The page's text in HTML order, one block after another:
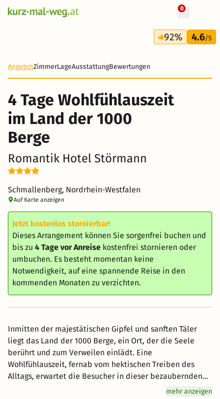
0
4 Tage
285 €
92% 4.6/5
AngebotZimmerLageAusstattungBewertungen
4 Tage Wohlfühlauszeit
im Land der 1000
Berge
Romantik Hotel Störmann
Schmallenberg, Nordrhein-Westfalen
Auf Karte anzeigen
Jetzt kostenlos stornierbar!
Dieses Arrangement können Sie sorgenfrei buchen und
bis zu 4 Tage vor Anreise kostenfrei stornieren oder
umbuchen. Es besteht momentan keine
Notwendigkeit, auf eine spannende Reise in den
kommenden Monaten zu verzichten.
Inmitten der majestätischen Gipfel und sanften Täler
liegt das Land der 1000 Berge, ein Ort, der die Seele
berührt und zum Verweilen einlädt. Eine
Wohlfühlauszeit, fernab vom hektischen Treiben des
Alltags, erwartet die Besucher in dieser bezaubernden
mehr anzeigen